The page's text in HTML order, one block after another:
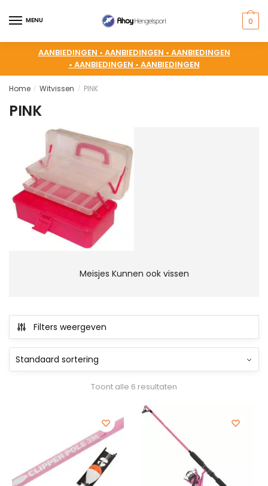
MENU 0
AANBIEDINGEN • AANBIEDINGEN • AANBIEDINGEN
• AANBIEDINGEN • AANBIEDINGEN
Home / Witvissen / PINK
PINK
Meisjes Kunnen ook vissen
Filters weergeven
Toont alle 6 resultaten